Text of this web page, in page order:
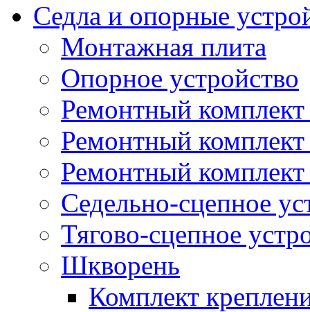
Седла и опорные
Монтажная плита
Опорное устройство
Ремонтный комплект
Ремонтный
Ремонтный комплект
Седельно-сцепное
Тягово-сцепное
Шкворень
Комплект